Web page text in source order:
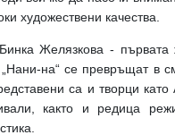
художествени качества.
Желязкова -
на“ се превръщат в
са и творци
както и редица